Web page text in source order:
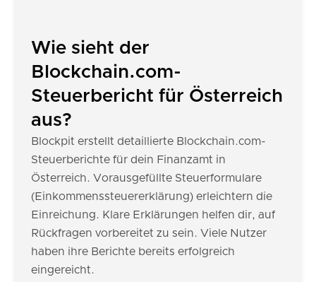
Wie sieht der
Blockchain.com-
Steuerbericht für Österreich
aus?
Blockpit erstellt detaillierte Blockchain.com-
Steuerberichte für dein Finanzamt in
Österreich. Vorausgefüllte Steuerformulare
(Einkommenssteuererklärung) erleichtern die
Einreichung. Klare Erklärungen helfen dir, auf
Rückfragen vorbereitet zu sein. Viele Nutzer
haben ihre Berichte bereits erfolgreich
eingereicht.